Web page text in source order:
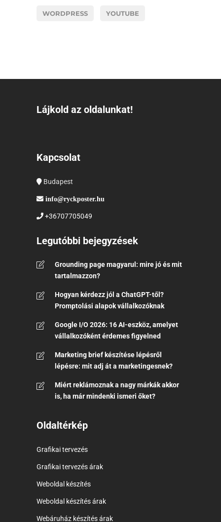
WORDPRESS YOUTUBE
Lájkold az oldalunkat!
Kapcsolat
Budapest
info@ryckposter.hu
+36707705049
Legutóbbi bejegyzések
Grounding page magyarul: mire jó és mit
tartalmazzon?
Hogyan kérdezz jól a ChatGPT-től?
Promptolási alapok vállalkozóknak
Google I/O 2026: 16 AI-eszköz, amelyet
vállalkozóként érdemes figyelned
Marketing brief készítése lépésről
lépésre: mit adj át a marketingesnek?
Miért reklámoznak a nagy márkák akkor
is, ha már mindenki ismeri őket?
Oldaltérkép
Grafikai tervezés
Grafikai tervezés árak
Weboldal készítés
Weboldal készítés árak
Webáruház készítés árak